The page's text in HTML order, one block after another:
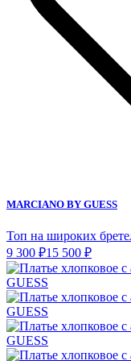
MARCIANO BY GUESS
Топ на широких
9 300 ₽15 500 ₽